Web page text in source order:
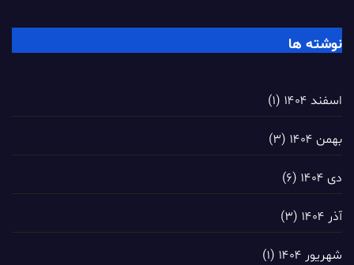
نوشته ها
اسفند ۱۴۰۴ (۱)
بهمن ۱۴۰۴ (۳)
دی ۱۴۰۴ (۶)
آذر ۱۴۰۴ (۳)
شهریور ۱۴۰۴ (۱)